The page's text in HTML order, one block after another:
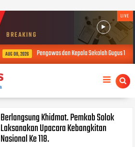
BREAKING
LIVE
AUG 08, 2026 Pengawas dan Kepala Sekolah Gugus 1
Berlangsung Khidmat. Pemkab Solok
Laksanakan Upacara Kebangkitan
Nasional Ke 118.